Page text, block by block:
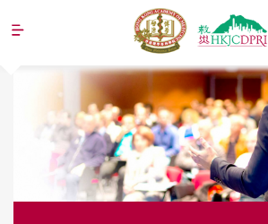
Jump to navigation